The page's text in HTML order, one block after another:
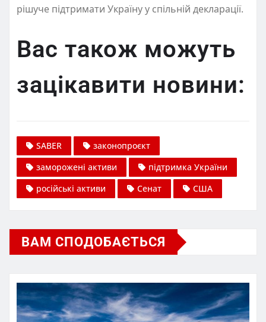
рішуче підтримати Україну у спільній декларації.
Вас також можуть
зацікавити новини:
SABER
законопроєкт
заморожені активи
підтримка України
російські активи
Сенат США
ВАМ СПОДОБАЄТЬСЯ